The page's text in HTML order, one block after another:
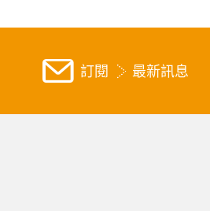
訂閱 最新訊息